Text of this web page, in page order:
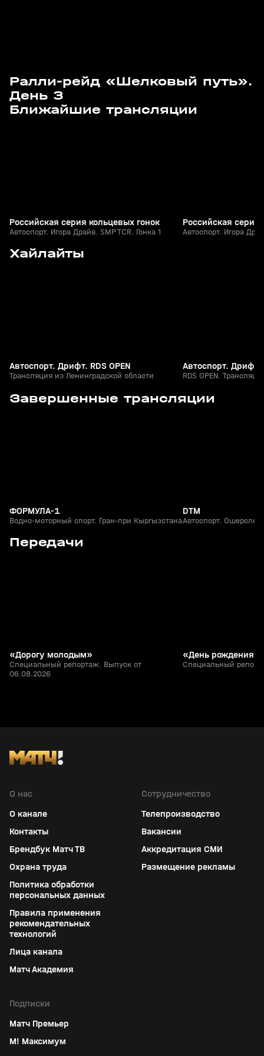
Ралли-рейд «Шелковый путь».
День 3
Ближайшие трансляции
08 авг, 11:35
Российская серия кольцевых гонок
Автоспорт. Игора Драйв. SMP TCR. Гонка 1
Российская серия
Автоспорт. Игора
Хайлайты
24 июл, 14:10
Автоспорт. Дрифт. RDS OPEN
Трансляция из Ленинградской области
Автоспорт. Дрифт
RDS OPEN.
Завершенные трансляции
02 авг, 11:50
ФОРМУЛА-1
Водно-моторный спорт. Гран-при Кыргызстана
DTM
Автоспорт.
Передачи
Сегодня, 13:15
«Дорогу молодым»
Специальный репортаж. Выпуск от
06.08.2026
«День рождения
Специальный
О нас
О канале
Контакты
Брендбук Матч ТВ
Охрана труда
Политика обработки
персональных данных
Правила применения
рекомендательных
технологий
Лица канала
Матч Академия
Сотрудничество
Телепроизводство
Вакансии
Аккредитация СМИ
Размещение рекламы
Подписки
Матч Премьер
М! Максимум